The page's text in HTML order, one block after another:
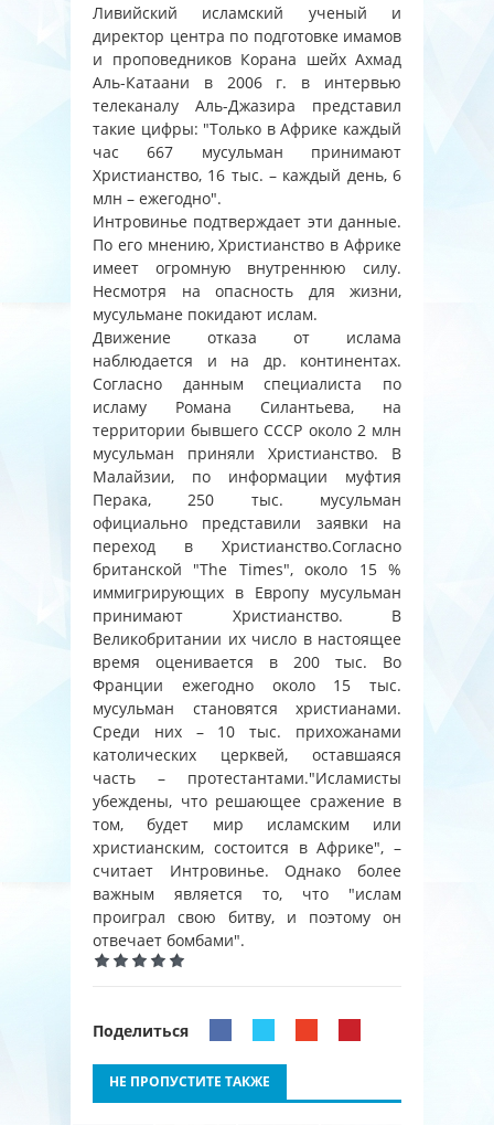
Ливийский исламский ученый и
директор центра по подготовке имамов
и проповедников Корана шейх Ахмад
Аль-Катаани в 2006 г. в интервью
телеканалу Аль-Джазира представил
такие цифры: "Только в Африке каждый
час 667 мусульман принимают
Христианство, 16 тыс. – каждый день, 6
млн – ежегодно".
Интровинье подтверждает эти данные.
По его мнению, Христианство в Африке
имеет огромную внутреннюю силу.
Несмотря на опасность для жизни,
мусульмане покидают ислам.
Движение отказа от ислама
наблюдается и на др. континентах.
Согласно данным специалиста по
исламу Романа Силантьева, на
территории бывшего СССР около 2 млн
мусульман приняли Христианство. В
Малайзии, по информации муфтия
Перака, 250 тыс. мусульман
официально представили заявки на
переход в Христианство.Согласно
британской "The Times", около 15 %
иммигрирующих в Европу мусульман
принимают Христианство. В
Великобритании их число в настоящее
время оценивается в 200 тыс. Во
Франции ежегодно около 15 тыс.
мусульман становятся христианами.
Среди них – 10 тыс. прихожанами
католических церквей, оставшаяся
часть – протестантами."Исламисты
убеждены, что решающее сражение в
том, будет мир исламским или
христианским, состоится в Африке", –
считает Интровинье. Однако более
важным является то, что "ислам
проиграл свою битву, и поэтому он
отвечает бомбами".
Поделиться
НЕ ПРОПУСТИТЕ ТАКЖЕ